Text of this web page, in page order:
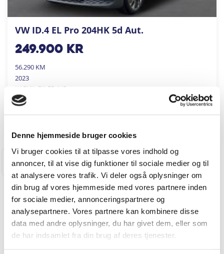
Denne hjemmeside bruger cookies
Vi bruger cookies til at tilpasse vores indhold og
annoncer, til at vise dig funktioner til sociale medier og til
at analysere vores trafik. Vi deler også oplysninger om
din brug af vores hjemmeside med vores partnere inden
for sociale medier, annonceringspartnere og
analysepartnere. Vores partnere kan kombinere disse
data med andre oplysninger, du har givet dem, eller som
de har indsamlet fra din brug af deres tjenester.
VW ID.4 EL Pro 204HK 5d Aut.
249.900kr
56.290 KM
2023
KARVIL BILER A/S
RINGKØBING